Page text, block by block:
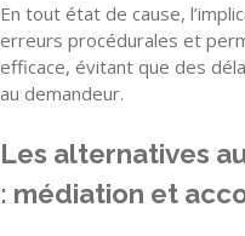
En tout état de cause,
erreurs procédurales et
efficace, évitant que des
au demandeur.
Les alternatives
: médiation et